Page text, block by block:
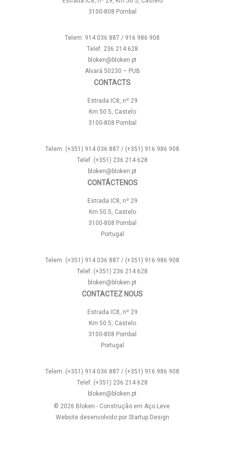
3100-808 Pombal
Telem. 914 036 887 / 916 986 908
Telef. 236 214 628
bloken@bloken.pt
Alvará 50230 – PUB
CONTACTS
Estrada IC8, nº 29
Km 50.5, Castelo
3100-808 Pombal
Telem. (+351) 914 036 887 / (+351) 916 986 908
Telef. (+351) 236 214 628
bloken@bloken.pt
CONTÁCTENOS
Estrada IC8, nº 29
Km 50.5, Castelo
3100-808 Pombal
Portugal
Telem. (+351) 914 036 887 / (+351) 916 986 908
Telef. (+351) 236 214 628
bloken@bloken.pt
CONTACTEZ NOUS
Estrada IC8, nº 29
Km 50.5, Castelo
3100-808 Pombal
Portugal
Telem. (+351) 914 036 887 / (+351) 916 986 908
Telef. (+351) 236 214 628
bloken@bloken.pt
© 2026 Bloken - Construção em Aço Leve.
Website desenvolvido por Startup Design